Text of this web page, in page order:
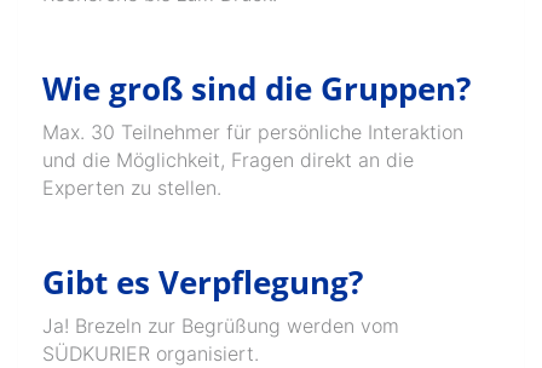
Wie groß sind die Gruppen?
Max. 30 Teilnehmer für persönliche Interaktion
und die Möglichkeit, Fragen direkt an die
Experten zu stellen.
Gibt es Verpflegung?
Ja! Brezeln zur Begrüßung werden vom
SÜDKURIER organisiert.